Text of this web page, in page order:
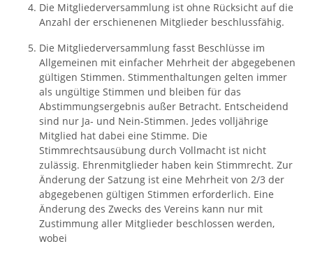
Die Mitgliederversammlung ist ohne Rücksicht auf die
Anzahl der erschienenen Mitglieder beschlussfähig.
Die Mitgliederversammlung fasst Beschlüsse im
Allgemeinen mit einfacher Mehrheit der abgegebenen
gültigen Stimmen. Stimmenthaltungen gelten immer
als ungültige Stimmen und bleiben für das
Abstimmungsergebnis außer Betracht. Entscheidend
sind nur Ja- und Nein-Stimmen. Jedes volljährige
Mitglied hat dabei eine Stimme. Die
Stimmrechtsausübung durch Vollmacht ist nicht
zulässig. Ehrenmitglieder haben kein Stimmrecht. Zur
Änderung der Satzung ist eine Mehrheit von 2/3 der
abgegebenen gültigen Stimmen erforderlich. Eine
Änderung des Zwecks des Vereins kann nur mit
Zustimmung aller Mitglieder beschlossen werden,
wobei